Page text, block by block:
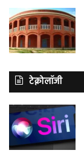
टेक्नोलॉजी